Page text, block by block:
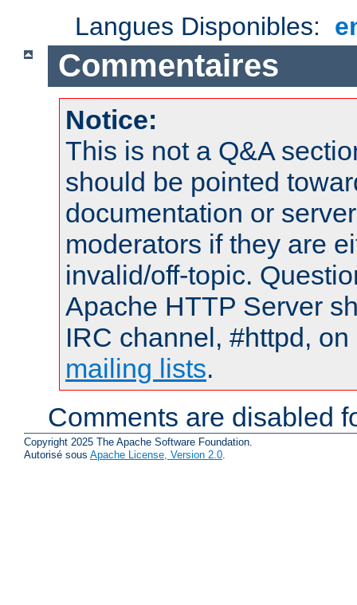
Langues Disponibles:
Commentaires
Notice:
This is not a Q&A
should be pointed
documentation or
moderators if they are
invalid/off-topic.
Apache HTTP Server
IRC channel, #httpd,
mailing lists.
Comments are disabled
Copyright 2025 The Apache Software Foundation.
Autorisé sous Apache License, Version 2.0